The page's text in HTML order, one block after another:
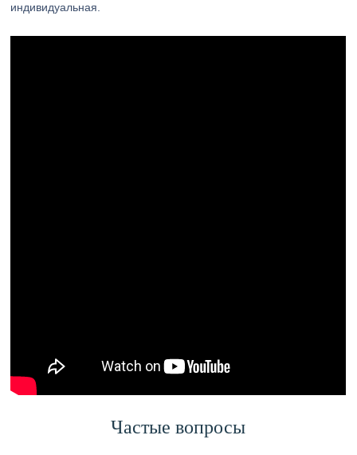
индивидуальная.
Частые вопросы